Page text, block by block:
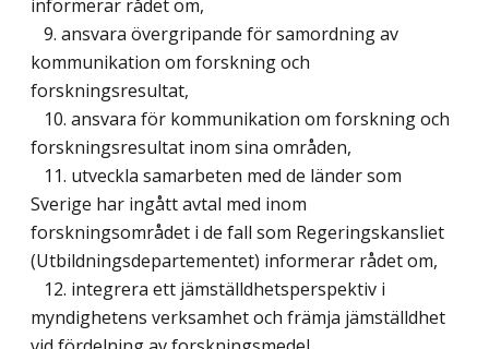
informerar rådet om,
9. ansvara övergripande för samordning av
kommunikation om forskning och
forskningsresultat,
10. ansvara för kommunikation om forskning och
forskningsresultat inom sina områden,
11. utveckla samarbeten med de länder som
Sverige har ingått avtal med inom
forskningsområdet i de fall som Regeringskansliet
(Utbildningsdepartementet) informerar rådet om,
12. integrera ett jämställdhetsperspektiv i
myndighetens verksamhet och främja jämställdhet